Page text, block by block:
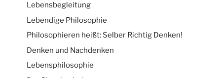
Lebensbegleitung
Lebendige Philosophie
Philosophieren heißt: Selber Richtig Denken!
Denken und Nachdenken
Lebensphilosophie